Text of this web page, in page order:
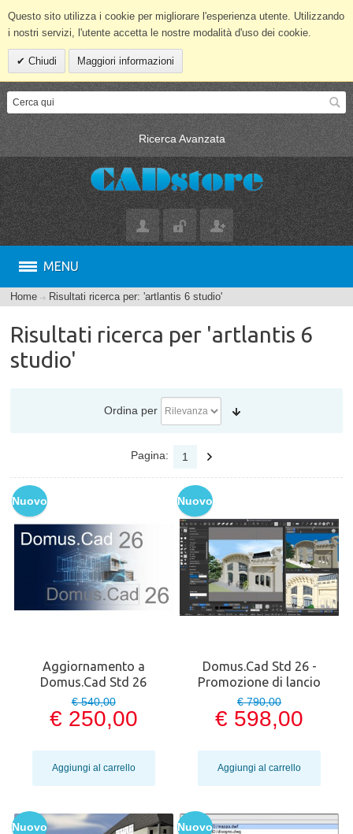
Questo sito utilizza i cookie per migliorare l'esperienza utente. Utilizzando
i nostri servizi, l'utente accetta le nostre modalità d'uso dei cookie.
Chiudi Maggiori informazioni
Ricerca Avanzata
MENU
Home Risultati ricerca per: 'artlantis 6 studio'
Risultati ricerca per 'artlantis 6
studio'
Ordina per
Pagina: 1
Nuovo
Aggiornamento a
Domus.Cad Std 26
€ 540,00
€ 250,00
Aggiungi al carrello
Nuovo
Domus.Cad Std 26 -
Promozione di lancio
€ 790,00
€ 598,00
Aggiungi al carrello
Nuovo Nuovo